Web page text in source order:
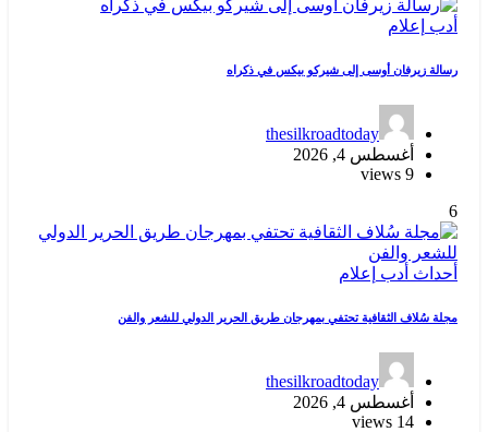
أدب إعلام
رسالة زيرفان أوسى إلى شيركو بيكس في ذكراه
thesilkroadtoday
أغسطس 4, 2026
9 views
6
أحداث أدب إعلام
مجلة سُلاف الثقافية تحتفي بمهرجان طريق الحرير الدولي للشعر والفن
thesilkroadtoday
أغسطس 4, 2026
14 views